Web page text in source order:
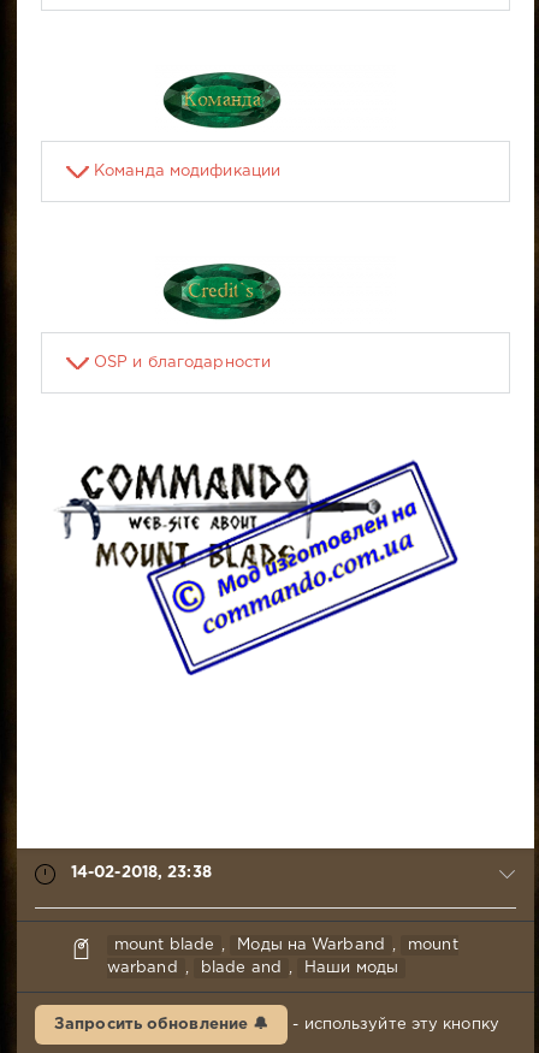
Команда модификации
OSP и благодарности
14-02-2018, 23:38
TeutonicMagistr
02-
mount blade , Моды на Warband ,
mount
warband
, blade and , Наши моды
Запросить обновление 🔔 - используйте эту кнопку